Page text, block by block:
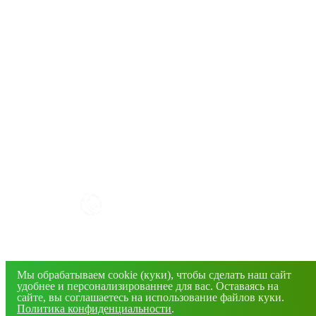
г. Брянск, ул. Фосфоритная, 1В
© 2026 Все права защищены. Информация сайта
Мы обрабатываем cookie (куки), чтобы сделать наш сайт
удобнее и персонализированнее для вас. Оставаясь на
сайте, вы соглашаетесь на использование файлов куки.
Политика конфиденциальности.